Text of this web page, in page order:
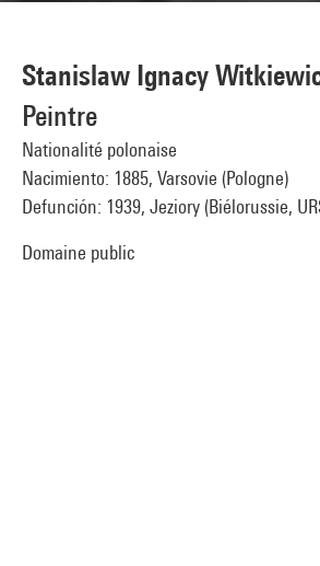
Stanislaw Ignacy
Peintre
Nationalité polonaise
Nacimiento: 1885, Varsovie (Pologne)
Defunción: 1939, Jeziory (Biélorussie,
Domaine public